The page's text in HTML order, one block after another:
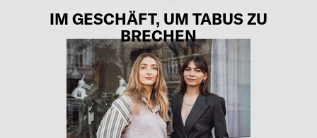
IM GESCHÄFT, UM TABUS ZU
BRECHEN